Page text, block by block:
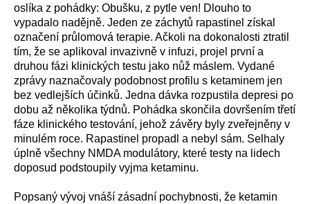
oslíka z pohádky: Obušku, z pytle ven! Dlouho to
vypadalo nadějně. Jeden ze záchytů rapastinel získal
označení průlomová terapie. Ačkoli na dokonalosti ztratil
tím, že se aplikoval invazivně v infuzi, projel první a
druhou fázi klinických testu jako nůž máslem. Vydané
zprávy naznačovaly podobnost profilu s ketaminem jen
bez vedlejších účinků. Jedna dávka rozpustila depresi po
dobu až několika týdnů. Pohádka skončila dovršením třetí
fáze klinického testování, jehož závěry byly zveřejněny v
minulém roce. Rapastinel propadl a nebyl sám. Selhaly
úplně všechny NMDA modulátory, které testy na lidech
doposud podstoupily vyjma ketaminu.
Popsaný vývoj vnáší zásadní pochybnosti, že ketamin